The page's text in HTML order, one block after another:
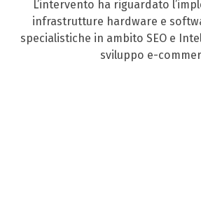
L’intervento ha riguardato
infrastrutture hardware e
specialistiche in ambito SEO e
sviluppo e-